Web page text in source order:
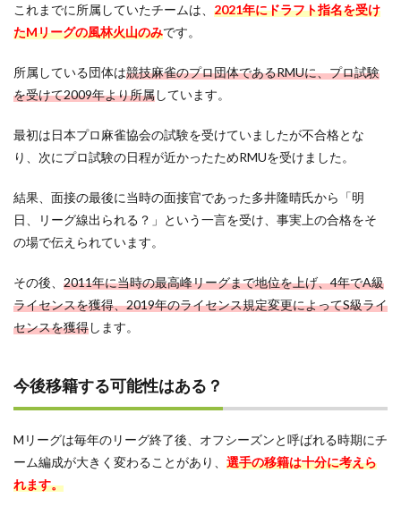
これまでに所属していたチームは、 2021年にドラフト指名を受け
たMリーグの風林火山のみです。
所属している団体は競技麻雀のプロ団体であるRMUに、プロ試験
を受けて2009年より所属しています。
最初は日本プロ麻雀協会の試験を受けていましたが不合格とな
り、次にプロ試験の日程が近かったためRMUを受けました。
結果、面接の最後に当時の面接官であった多井隆晴氏から「明
日、リーグ線出られる？」という一言を受け、事実上の合格をそ
の場で伝えられています。
その後、 2011年に当時の最高峰リーグまで地位を上げ、4年でA級
ライセンスを獲得、2019年のライセンス規定変更によってS級ライ
センスを獲得します。
今後移籍する可能性はある？
Mリーグは毎年のリーグ終了後、オフシーズンと呼ばれる時期にチ
ーム編成が大きく変わることがあり、 選手の移籍は十分に考えら
れます。